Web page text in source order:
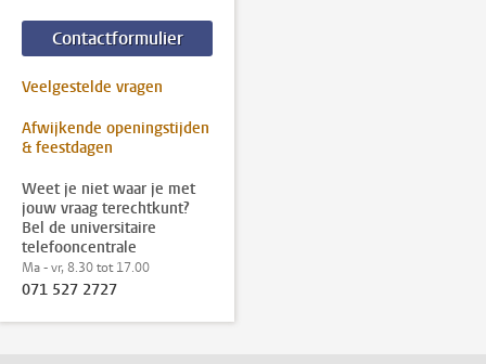
Contactformulier
Veelgestelde vragen
Afwijkende openingstijden
& feestdagen
Weet je niet waar je met
jouw vraag terechtkunt?
Bel de universitaire
telefooncentrale
Ma - vr, 8.30 tot 17.00
071 527 2727